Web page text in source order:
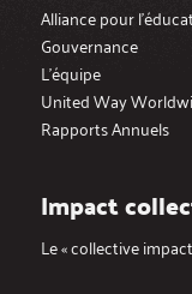
Alliance pour
Gouvernance
L’équipe
United Way
Rapports Annuels
Impact
Le « collective